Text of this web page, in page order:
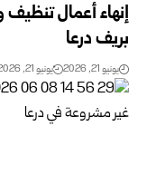
إنهاء أعمال
بريف درعا
يونيو 21, 2026 يونيو 21, 2026